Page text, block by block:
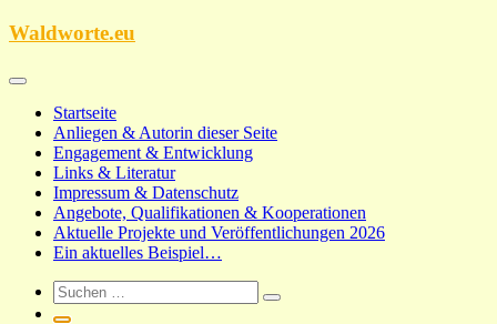
Zum
Waldworte.eu
Startseite
Anliegen & Autorin dieser Seite
Engagement & Entwicklung
Links & Literatur
Impressum & Datenschutz
Angebote, Qualifikationen & Kooperationen
Aktuelle Projekte und Veröffentlichungen 2026
Ein aktuelles Beispiel…